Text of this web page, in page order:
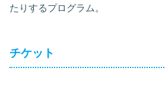
たりするプログラム。
チケット